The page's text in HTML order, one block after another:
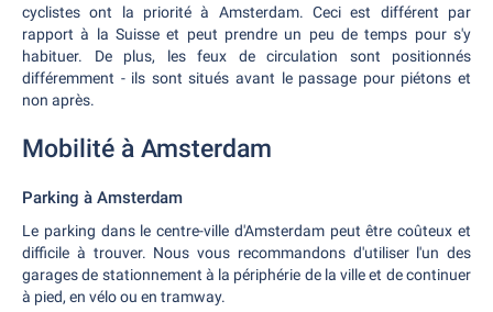
cyclistes ont la priorité à Amsterdam. Ceci est différent par
rapport à la Suisse et peut prendre un peu de temps pour s'y
habituer. De plus, les feux de circulation sont positionnés
différemment - ils sont situés avant le passage pour piétons et
non après.
Mobilité à Amsterdam
Parking à Amsterdam
Le parking dans le centre-ville d'Amsterdam peut être coûteux et
difficile à trouver. Nous vous recommandons d'utiliser l'un des
garages de stationnement à la périphérie de la ville et de continuer
à pied, en vélo ou en tramway.